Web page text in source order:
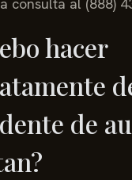
hacer
de